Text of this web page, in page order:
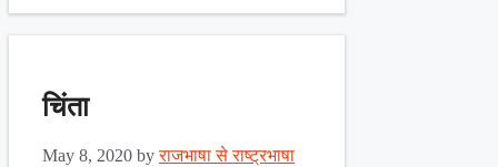
चिंता
May 8, 2020 byराजभाषा से राष्ट्रभाषा